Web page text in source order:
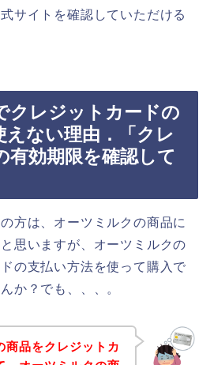
サイトを確認していただける
クレジットカードの
えない理由．「クレ
有効期限を確認して
方は、オーツミルクの商品に
思いますが、オーツミルクの
の支払い方法を使って購入で
か？でも、、、。
商品をクレジットカ